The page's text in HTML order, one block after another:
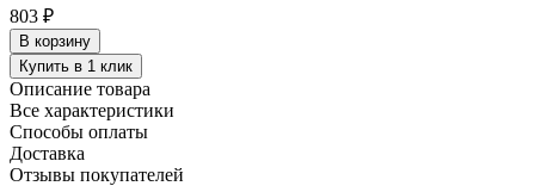
803 ₽
В корзину
Купить в 1 клик
Описание товара
Все характеристики
Способы оплаты
Доставка
Отзывы покупателей